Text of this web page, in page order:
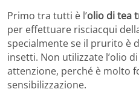
Primo tra tutti è l’olio di tea
per effettuare risciacqui
specialmente se il prurito è
insetti. Non utilizzate l’olio
attenzione, perché è molto
sensibilizzazione.